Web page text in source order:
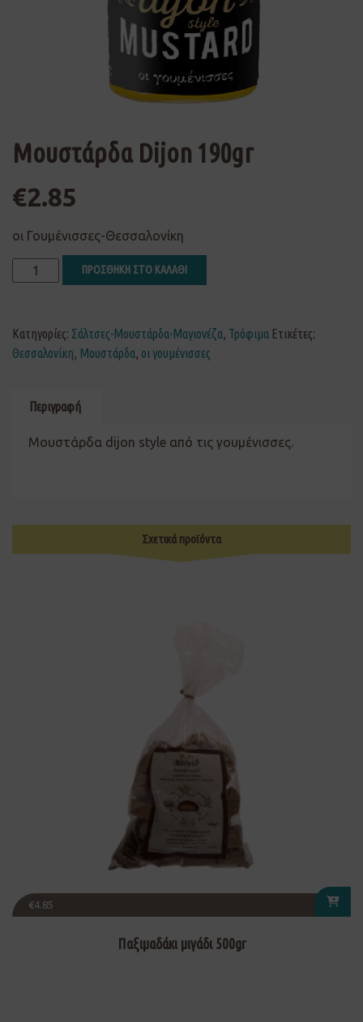
Μουστάρδα Dijon 190gr
€2.85
οι Γουμένισσες-Θεσσαλονίκη
ΠΡΟΣΘΗΚΗ ΣΤΟ ΚΑΛΑΘΙ
Κατηγορίες: Σάλτσες-Μουστάρδα-Μαγιονέζα, Τρόφιμα Ετικέτες:
Θεσσαλονίκη, Μουστάρδα, οι γουμένισσες
Περιγραφή
Μουστάρδα dijon style από τις γουμένισσες.
Σχετικά προϊόντα
€4.85
Παξιμαδάκι μιγάδι 500gr